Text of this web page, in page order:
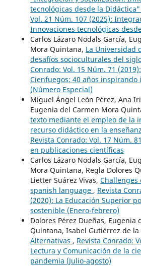
tecnológicas desde la Didáctica"
Vol. 21 Núm. 107 (2025):
Innovaciones tecnológicas
Carlos Lázaro Nodals García,
Mora Quintana, La Universidad
desafíos socioculturales del
Conrado: Vol. 15 Núm. 71
Cienfuegos: 40 años inspirando
(Número Especial)
Miguel Ángel León Pérez, Ana
Eugenia del Carmen Mora
texto mediante el empleo de la
recurso didáctico en la
Revista Conrado: Vol. 17 Núm.
en publicaciones científicas
Carlos Lázaro Nodals García,
Mora Quintana, Regla Dolores
Lietter Suárez Vivas,
spanish language , Revista
(2020): La Educación Superior
sostenible (Enero-febrero)
Dolores Pérez Dueñas, Eugenia
Quintana, Isabel Gutiérrez de la
Alternativas , Revista Conrado:
Lectura y Comunicación de la
pandemia (Julio-agosto)